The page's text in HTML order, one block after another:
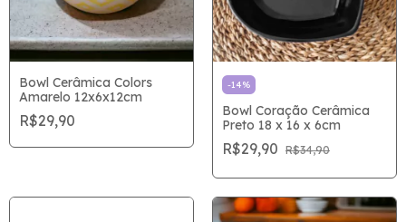
Bowl Cerâmica Colors
Amarelo 12x6x12cm
R$29,90
-14%
Bowl Coração Cerâmica
Preto 18 x 16 x 6cm
R$29,90 R$34,90